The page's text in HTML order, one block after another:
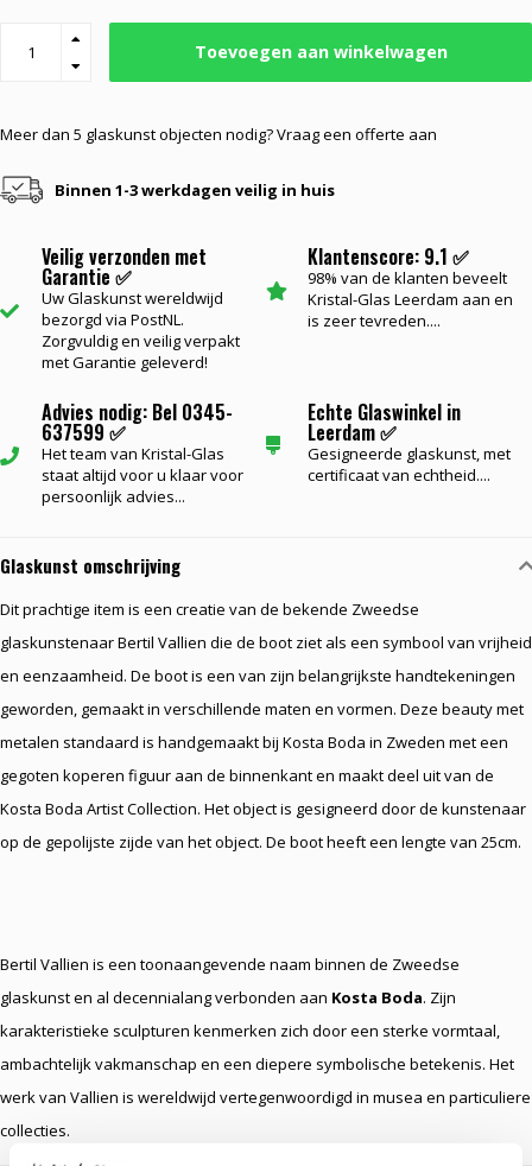
Toevoegen aan winkelwagen
Meer dan 5 glaskunst objecten nodig? Vraag een offerte aan
Binnen 1-3 werkdagen veilig in huis
Veilig verzonden met
Garantie ✅
Uw Glaskunst wereldwijd
bezorgd via PostNL.
Zorgvuldig en veilig verpakt
met Garantie geleverd!
Klantenscore: 9.1 ✅
98% van de klanten beveelt
Kristal-Glas Leerdam aan en
is zeer tevreden....
Advies nodig: Bel 0345-
637599 ✅
Het team van Kristal-Glas
staat altijd voor u klaar voor
persoonlijk advies...
Echte Glaswinkel in
Leerdam ✅
Gesigneerde glaskunst, met
certificaat van echtheid....
Glaskunst omschrijving
Dit prachtige item is een creatie van de bekende Zweedse
glaskunstenaar Bertil Vallien die de boot ziet als een symbool van vrijheid
en eenzaamheid. De boot is een van zijn belangrijkste handtekeningen
geworden, gemaakt in verschillende maten en vormen. Deze beauty met
metalen standaard is handgemaakt bij Kosta Boda in Zweden met een
gegoten koperen figuur aan de binnenkant en maakt deel uit van de
Kosta Boda Artist Collection. Het object is gesigneerd door de kunstenaar
op de gepolijste zijde van het object. De boot heeft een lengte van 25cm.
Bertil Vallien is een toonaangevende naam binnen de Zweedse
glaskunst en al decennialang verbonden aan Kosta Boda. Zijn
karakteristieke sculpturen kenmerken zich door een sterke vormtaal,
ambachtelijk vakmanschap en een diepere symbolische betekenis. Het
werk van Vallien is wereldwijd vertegenwoordigd in musea en particuliere
collecties.